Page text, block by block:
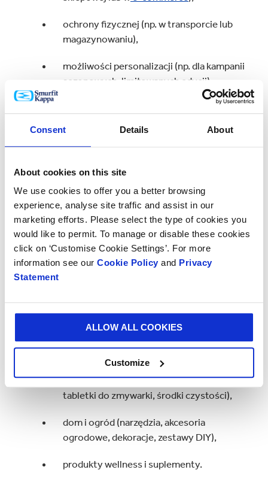
Consent Details About
About cookies on this site
We use cookies to offer you a better browsing
experience, analyse site traffic and assist in our
marketing efforts. Please select the type of cookies you
would like to permit. To manage or disable these cookies
click on ‘Customise Cookie Settings’. For more
information see our Cookie Policy and Privacy
Statement
ALLOW ALL COOKIES
Customize
ochrony fizycznej (np. w transporcie lub
magazynowaniu),
możliwości personalizacji (np. dla kampanii
sezonowych, limitowanych edycji).
odzież i akcesoria modowe
biżuteria i dodatki,
szkło i ceramika,
kosmetyki i produkty higieniczne,
artykuły spożywcze (kawa, herbata,
elektronika użytkowai akcesoria,
e-commerce,
chemia gospodarcza(proszki do prania,
tabletki do zmywarki, środki czystości),
dom i ogród (narzędzia, akcesoria
ogrodowe, dekoracje, zestawy DIY),
produkty wellness i suplementy.